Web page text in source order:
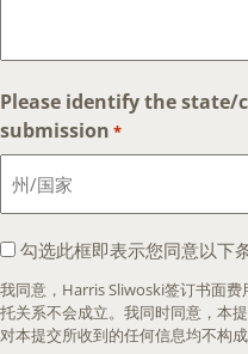
Please identify the
submission *
I
that
an
勾选此框即表示您同意以下条
我同意，Harris Sliwoski签订书面
托关系不会成立。我同时同意，本
对本提交所收到的任何信息均不构成